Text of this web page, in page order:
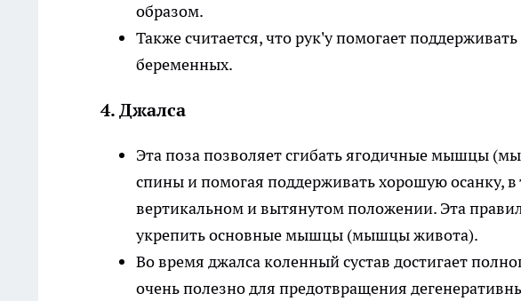
образом.
Также считается, что рук'у помогает
беременных.
4. Джалса
Эта поза позволяет сгибать ягодичные мышцы
спины и помогая поддерживать хорошую осанку, в
вертикальном и вытянутом положении. Эта
укрепить основные мышцы (мышцы живота).
Во время джалса коленный сустав достигает
очень полезно для предотвращения